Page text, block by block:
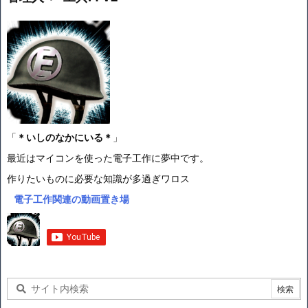
「 ＊いしのなかにいる＊ 」
最近はマイコンを使った電子工作に夢中です。
作りたいものに必要な知識が多過ぎワロス
電子工作関連の動画置き場